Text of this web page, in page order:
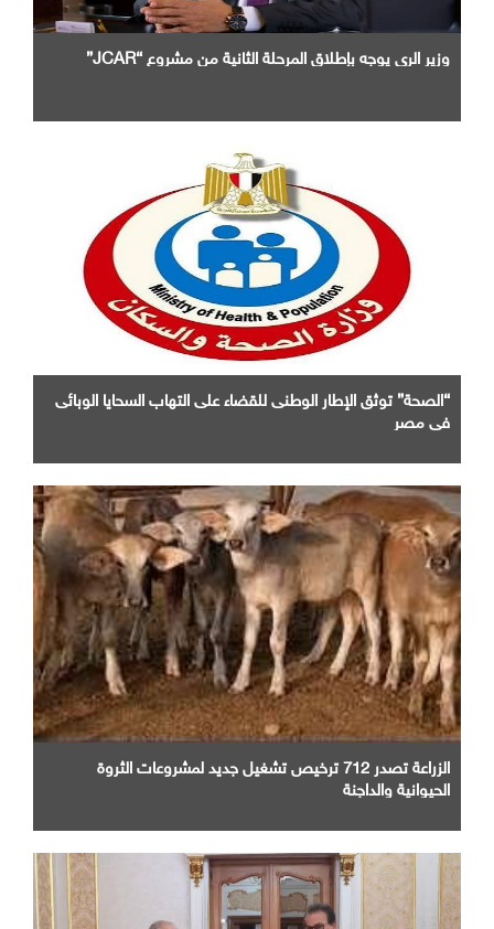
وزير الرى يوجه بإطلاق المرحلة الثانية من مشروع “JCAR”
“الصحة” توثق الإطار الوطنى للقضاء على التهاب السحايا الوبائى
فى مصر
الزراعة تصدر 712 ترخيص تشغيل جديد لمشروعات الثروة
الحيوانية والداجنة